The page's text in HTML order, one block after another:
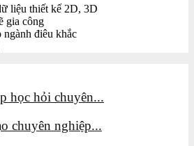
liệu thiết kế 2D, 3D
gia công
điêu khắc
học hỏi chuyên...
chuyên nghiệp...